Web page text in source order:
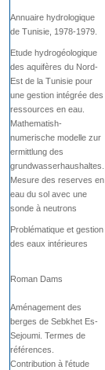
Annuaire hydrologique
de Tunisie, 1978-1979.
Etude hydrogéologique
des aquifères du Nord-
Est de la Tunisie pour
une gestion intégrée des
ressources en eau.
Mathematish-
numerische modelle zur
ermittlung des
grundwasserhaushaltes.
Mesure des reserves en
eau du sol avec une
sonde à neutrons
Problématique et gestion
des eaux intérieures
Roman Dams
Aménagement des
berges de Sebkhet Es-
Sejoumi. Termes de
références.
Contribution à l'étude